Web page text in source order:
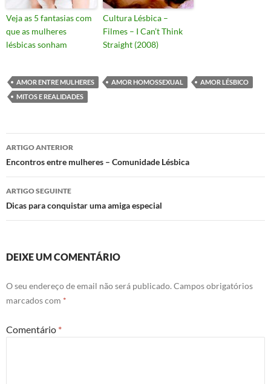
Veja as 5 fantasias com
que as mulheres
lésbicas sonham
Cultura Lésbica –
Filmes – I Can’t Think
Straight (2008)
AMOR ENTRE MULHERES AMOR HOMOSSEXUAL
AMOR LÉSBICO
MITOS E REALIDADES
Navegação
de
artigos
ARTIGO ANTERIOR
Encontros entre mulheres – Comunidade Lésbica
ARTIGO SEGUINTE
Dicas para conquistar uma amiga especial
DEIXE UM COMENTÁRIO
O seu endereço de email não será publicado. Campos obrigatórios
marcados com *
Comentário *